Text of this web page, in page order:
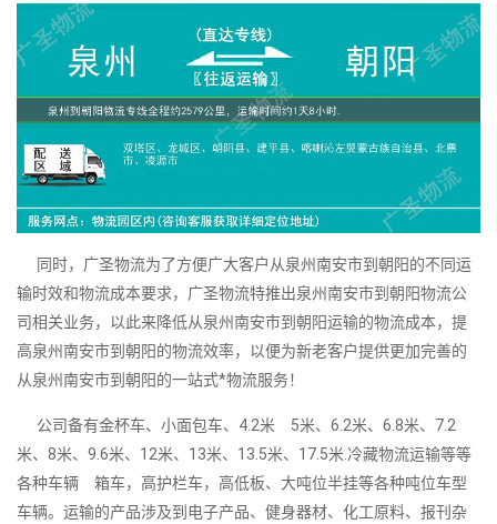
同时，广圣物流为了方便广大客户从泉州南安市到朝阳的不同运
输时效和物流成本要求，广圣物流特推出泉州南安市到朝阳物流公
司相关业务，以此来降低从泉州南安市到朝阳运输的物流成本，提
高泉州南安市到朝阳的物流效率，以便为新老客户提供更加完善的
从泉州南安市到朝阳的一站式*物流服务！
公司备有金杯车、小面包车、4.2米 5米、6.2米、6.8米、7.2
米、8米、9.6米、12米、13米、13.5米、17.5米.冷藏物流运输等等
各种车辆 箱车，高护栏车，高低板、大吨位半挂等各种吨位车型
车辆。运输的产品涉及到电子产品、健身器材、化工原料、报刊杂